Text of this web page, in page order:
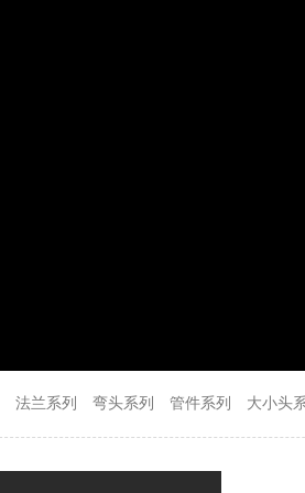
法兰系列 弯头系列 管件系列 大小头